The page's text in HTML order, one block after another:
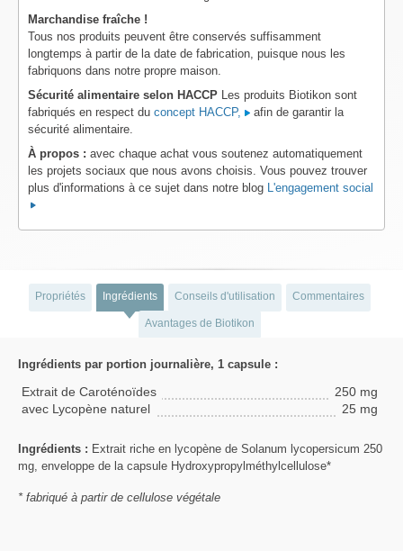
Marchandise fraîche !
Tous nos produits peuvent être conservés suffisamment
longtemps à partir de la date de fabrication, puisque nous les
fabriquons dans notre propre maison.
Sécurité alimentaire selon HACCP Les produits Biotikon sont
fabriqués en respect du concept HACCP,
afin de garantir la
sécurité alimentaire.
À propos : avec chaque achat vous soutenez automatiquement
les projets sociaux que nous avons choisis. Vous pouvez trouver
plus d'informations à ce sujet dans notre blog L'engagement social
Propriétés Ingrédients Conseils d'utilisation Commentaires
Avantages de Biotikon
Ingrédients par portion journalière, 1 capsule :
Extrait de Caroténoïdes
250 mg
avec Lycopène naturel
25 mg
Ingrédients : Extrait riche en lycopène de Solanum lycopersicum 250
mg, enveloppe de la capsule Hydroxypropylméthylcellulose*
* fabriqué à partir de cellulose végétale